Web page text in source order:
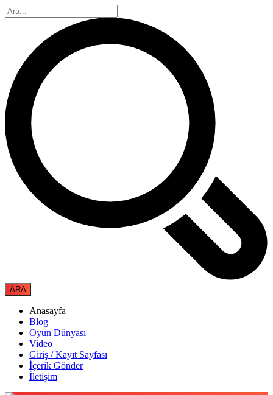
Anasayfa
Blog
Oyun Dünyası
Video
Giriş / Kayıt Sayfası
İçerik Gönder
İletişim